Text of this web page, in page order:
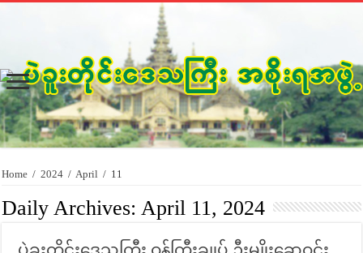
Home / 2024 / April / 11
Daily Archives:April 11, 2024